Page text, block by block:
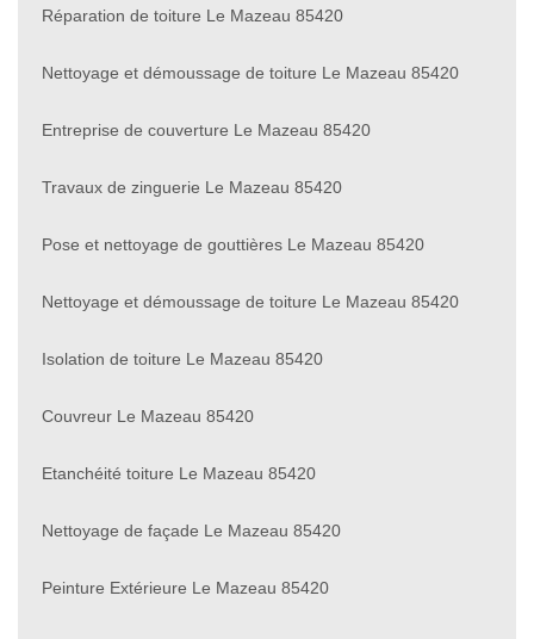
Réparation de toiture Le Mazeau 85420
Nettoyage et démoussage de toiture Le Mazeau 85420
Entreprise de couverture Le Mazeau 85420
Travaux de zinguerie Le Mazeau 85420
Pose et nettoyage de gouttières Le Mazeau 85420
Nettoyage et démoussage de toiture Le Mazeau 85420
Isolation de toiture Le Mazeau 85420
Couvreur Le Mazeau 85420
Etanchéité toiture Le Mazeau 85420
Nettoyage de façade Le Mazeau 85420
Peinture Extérieure Le Mazeau 85420